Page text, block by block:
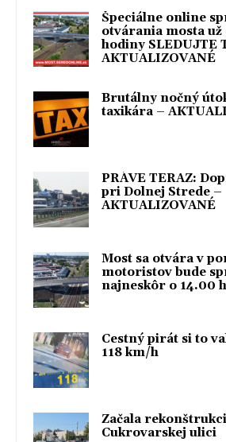
Špeciálne online
otvárania mosta už
hodiny SLEDUJTE
AKTUALIZOVANÉ
Brutálny nočný
taxikára –
PRÁVE TERAZ:
pri Dolnej Strede –
AKTUALIZOVANÉ
Most sa otvára v
motoristov bude
najneskôr o 14.00
Cestný pirát si to
118 km/h
Začala
Cukrovarskej ulici